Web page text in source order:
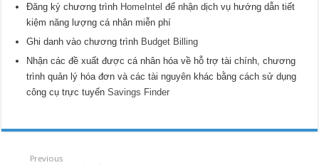
Đăng ký chương trình HomeIntel để nhận dịch vụ hướng dẫn tiết
kiệm năng lượng cá nhân miễn phí
Ghi danh vào chương trình Budget Billing
Nhận các đề xuất được cá nhân hóa về hỗ trợ tài chính, chương
trình quản lý hóa đơn và các tài nguyên khác bằng cách sử dụng
công cụ trực tuyếnSavings Finder
Previous